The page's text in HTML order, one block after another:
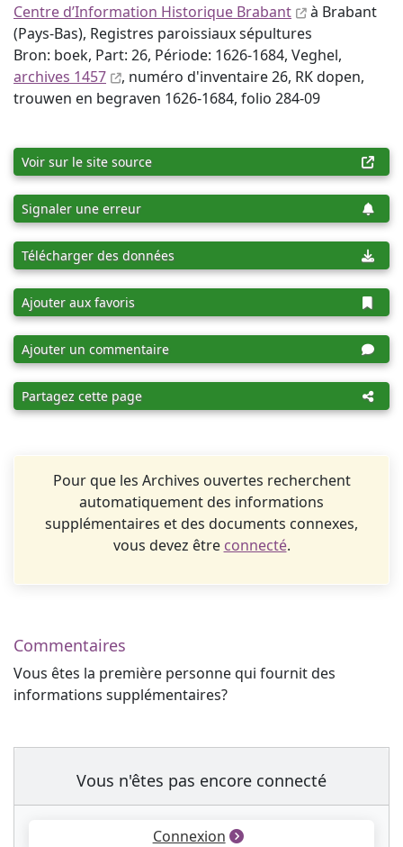
Centre d’Information Historique Brabant
à Brabant
(Pays-Bas), Registres paroissiaux sépultures
Bron: boek, Part: 26, Période: 1626-1684, Veghel,
archives 1457
, numéro d'inventaire 26, RK dopen,
trouwen en begraven 1626-1684, folio 284-09
Voir sur le site source
Signaler une erreur
Télécharger des données
Ajouter aux favoris
Ajouter un commentaire
Partagez cette page
Pour que les Archives ouvertes recherchent
automatiquement des informations
supplémentaires et des documents connexes,
vous devez être connecté.
Commentaires
Vous êtes la première personne qui fournit des
informations supplémentaires?
Vous n'êtes pas encore connecté
Connexion